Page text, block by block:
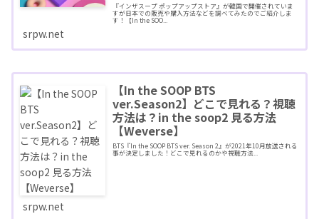
『インザスープ ポップアップストア』が韓国で開催されていま
すが日本での販売や購入方法などを調べてみたのでご紹介しま
す！【In the SOO...
srpw.net
【In the SOOP BTS
ver.Season2】どこで見れる？視聴
方法は？in the soop2 見る方法
【Weverse】
BTS『In the SOOP BTS ver. Season 2』が2021年10月放送される
事が決定しました！どこで見れるのかや視聴方法...
srpw.net